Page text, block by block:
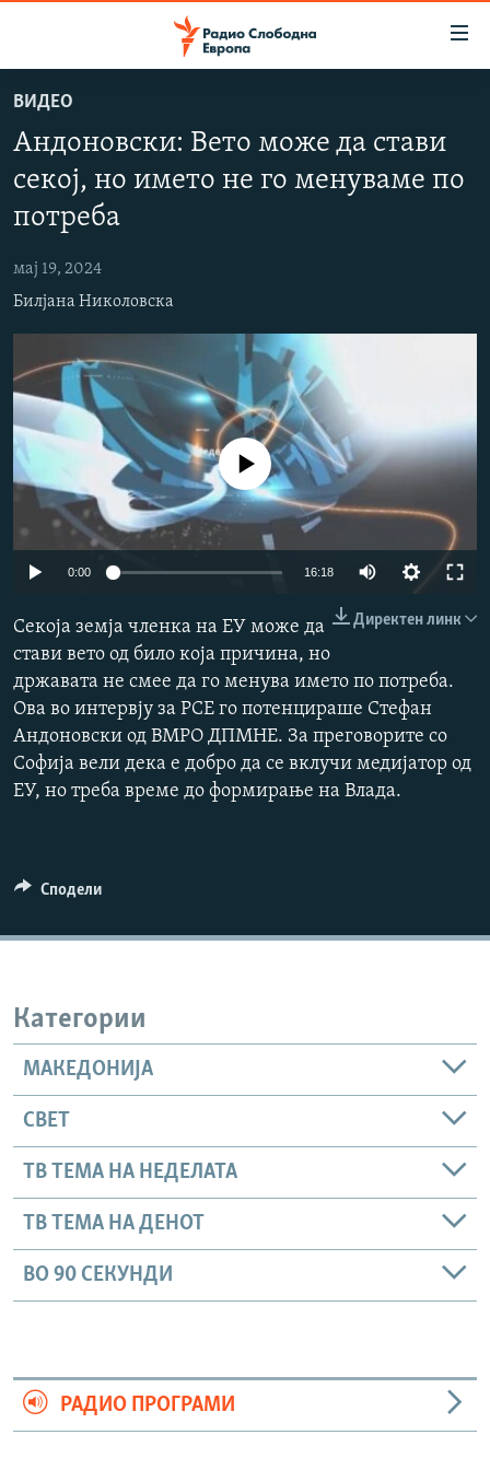
на
содржината
Оди
главната
Премини
на
пребарување
МАКЕДОНИЈА
СВЕТ
ВИЗУЕЛНО
ВЕСТИ
ШТО ТРЕБА ДА ЗНАЕТЕ
ПРИЈАВИ СЕ ЗА ЊУЗЛЕТЕР
ПОДКАСТ ЗОШТО?
СЛЕДЕТЕ НЕ
РСЕ веб страници
ВИДЕО
Андоновски: Вето може да стави
секој, но името не го менуваме по
потреба
мај 19, 2024
Билјана Николовска
240p
720p
No media source currently available
0:00 16:18
480p
720p
1080p
Директен линк
Секоја земја членка на ЕУ може да
стави вето од било која причина, но
државата не смее да го менува името по потреба.
Ова во интервју за РСЕ го потенцираше Стефан
Андоновски од ВМРО ДПМНЕ. За преговорите со
Софија вели дека е добро да се вклучи медијатор од
ЕУ, но треба време до формирање на Влада.
Сподели
Категории
МАКЕДОНИЈА
СВЕТ
ТВ ТЕМА НА НЕДЕЛАТА
ТВ ТЕМА НА ДЕНОТ
ВО 90 СЕКУНДИ
РАДИО ПРОГРАМИ